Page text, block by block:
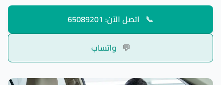
📞 اتصل الآن: 65089201
💬 واتساب